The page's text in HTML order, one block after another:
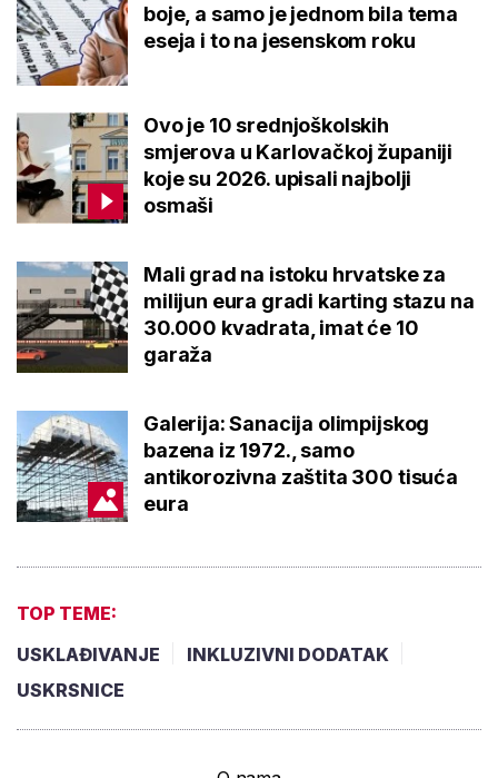
boje, a samo je jednom bila tema
eseja i to na jesenskom roku
Ovo je 10 srednjoškolskih
smjerova u Karlovačkoj županiji
koje su 2026. upisali najbolji
osmaši
Mali grad na istoku hrvatske za
milijun eura gradi karting stazu na
30.000 kvadrata, imat će 10
garaža
Galerija: Sanacija olimpijskog
bazena iz 1972., samo
antikorozivna zaštita 300 tisuća
eura
TOP TEME:
USKLAĐIVANJE
INKLUZIVNI DODATAK
USKRSNICE